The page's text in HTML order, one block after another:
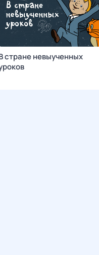
стране невыученных